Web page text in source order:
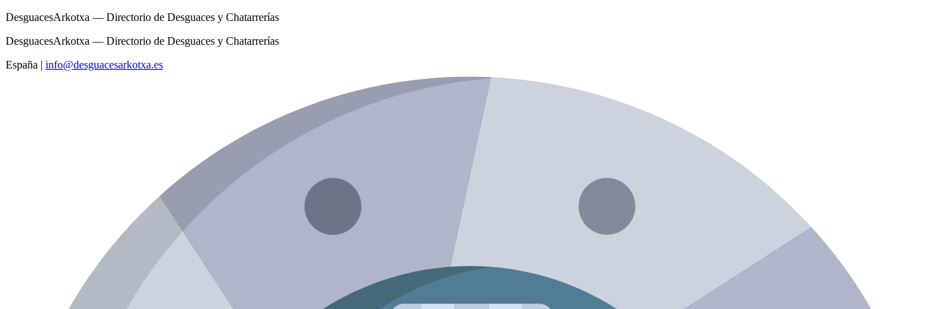
DesguacesArkotxa — Directorio de Desguaces y Chatarrerías
DesguacesArkotxa — Directorio de Desguaces y Chatarrerías
España | info@desguacesarkotxa.es